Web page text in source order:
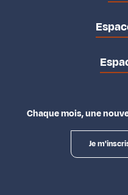
Chaque mois, une
Je